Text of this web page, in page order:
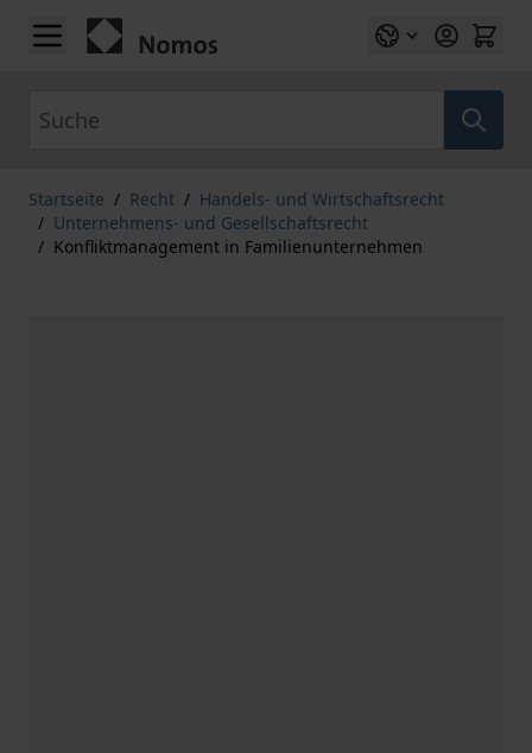
Zum Inhalt springen
Startseite / Recht / Handels- und Wirtschaftsrecht
/ Unternehmens- und Gesellschaftsrecht
/ Konfliktmanagement in Familienunternehmen